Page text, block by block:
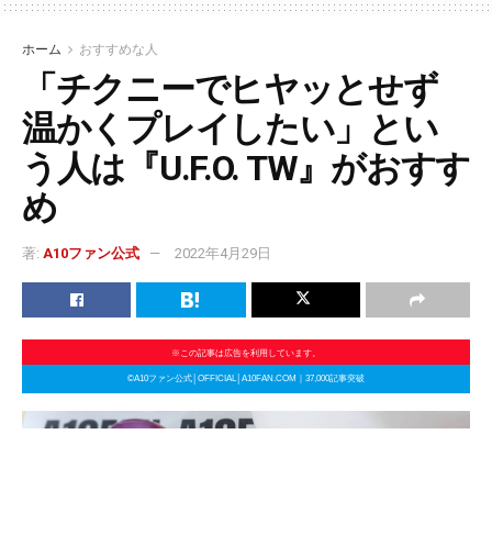
ホーム おすすめな人
「チクニーでヒヤッとせず
温かくプレイしたい」とい
う人は『U.F.O. TW』がおすす
め
著: A10ファン公式 2022年4月29日
※この記事は広告を利用しています。
©A10ファン公式│OFFICIAL│A10FAN.COM｜37,000記事突破